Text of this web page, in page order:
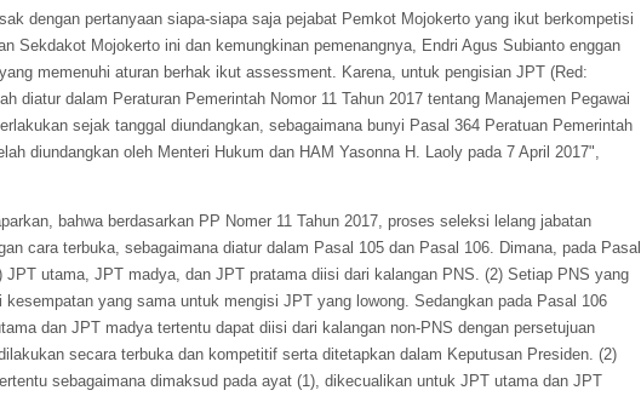
dengan pertanyaan siapa-siapa saja pejabat Pemkot Mojokerto yang ikut berkompetisi
Sekdakot Mojokerto ini dan kemungkinan pemenangnya, Endri Agus Subianto enggan
memenuhi aturan berhak ikut assessment. Karena, untuk pengisian JPT (Red:
diatur dalam Peraturan Pemerintah Nomor 11 Tahun 2017 tentang Manajemen Pegawai
sejak tanggal diundangkan, sebagaimana bunyi Pasal 364 Peratuan Pemerintah
diundangkan oleh Menteri Hukum dan HAM Yasonna H. Laoly pada 7 April 2017",
bahwa berdasarkan PP Nomer 11 Tahun 2017, proses seleksi lelang jabatan
cara terbuka, sebagaimana diatur dalam Pasal 105 dan Pasal 106. Dimana, pada Pasal
JPT utama, JPT madya, dan JPT pratama diisi dari kalangan PNS. (2) Setiap PNS yang
kesempatan yang sama untuk mengisi JPT yang lowong. Sedangkan pada Pasal 106
dan JPT madya tertentu dapat diisi dari kalangan non-PNS dengan persetujuan
secara terbuka dan kompetitif serta ditetapkan dalam Keputusan Presiden. (2)
sebagaimana dimaksud pada ayat (1), dikecualikan untuk JPT utama dan JPT